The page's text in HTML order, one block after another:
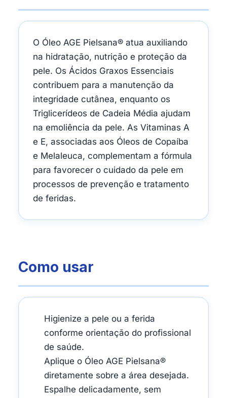
O Óleo AGE Pielsana® atua auxiliando
na hidratação, nutrição e proteção da
pele. Os Ácidos Graxos Essenciais
contribuem para a manutenção da
integridade cutânea, enquanto os
Triglicerídeos de Cadeia Média ajudam
na emoliência da pele. As Vitaminas A
e E, associadas aos Óleos de Copaíba
e Melaleuca, complementam a fórmula
para favorecer o cuidado da pele em
processos de prevenção e tratamento
de feridas.
Como usar
Higienize a pele ou a ferida
conforme orientação do profissional
de saúde.
Aplique o Óleo AGE Pielsana®
diretamente sobre a área desejada.
Espalhe delicadamente, sem